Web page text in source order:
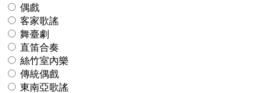
偶戲
客家歌謠
舞臺劇
直笛合奏
絲竹室內樂
傳統偶戲
東南亞歌謠